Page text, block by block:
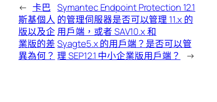
← 卡巴
斯基個人
版以及企
業版的差
異為何？
Symantec Endpoint Protection 12.1
的管理伺服器是否可以管理 11.x 的
用戶端，或者 SAV10.x 和
Syagte5.x 的用戶端？是否可以管
理 SEP12.1 中小企業版用戶端？
→